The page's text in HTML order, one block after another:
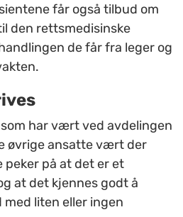
får også tilbud om
den rettsmedisinske
de får fra leger og
har vært ved avdelingen
øvrige ansatte vært der
peker på at det er et
at det kjennes godt å
liten eller ingen